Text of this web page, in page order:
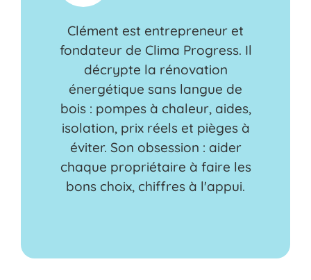
Clément est entrepreneur et
fondateur de Clima Progress. Il
décrypte la rénovation
énergétique sans langue de
bois : pompes à chaleur, aides,
isolation, prix réels et pièges à
éviter. Son obsession : aider
chaque propriétaire à faire les
bons choix, chiffres à l'appui.